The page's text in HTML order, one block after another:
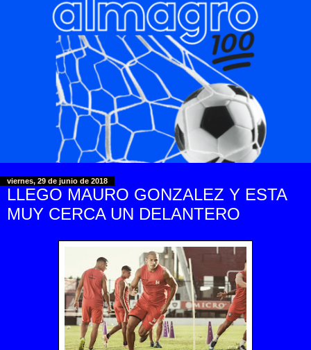
viernes, 29 de junio de 2018
LLEGO MAURO GONZALEZ Y ESTA
MUY CERCA UN DELANTERO